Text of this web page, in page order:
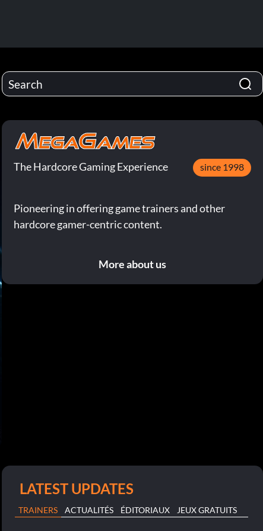
The Hardcore Gaming Experience since 1998
Pioneering in offering game trainers and other
hardcore gamer-centric content.
More about us
LATEST UPDATES
TRAINERS ACTUALITÉS ÉDITORIAUX JEUX GRATUITS